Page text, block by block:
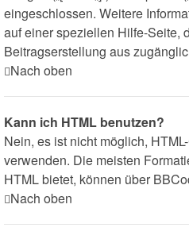
eingeschlossen. Weitere
auf einer speziellen Hilfe-Seite,
Beitragserstellung aus
Nach oben
Kann ich HTML benutzen?
Nein, es ist nicht möglich,
verwenden. Die meisten
HTML bietet, können über
Nach oben